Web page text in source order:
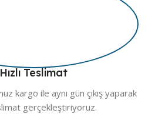
Hızlı Teslimat
kargo ile aynı gün çıkış yaparak
gerçekleştiriyoruz.